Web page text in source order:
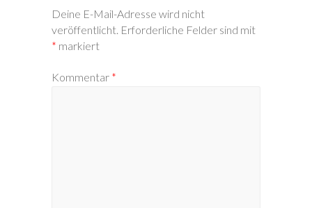
Deine E-Mail-Adresse wird nicht
veröffentlicht. Erforderliche Felder sind mit
* markiert
Kommentar *